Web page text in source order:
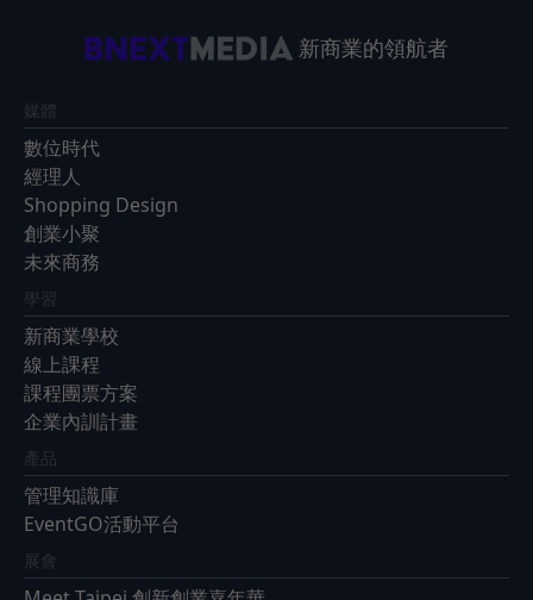
新商業的領航者
媒體
數位時代
經理人
Shopping Design
創業小聚
未來商務
學習
新商業學校
線上課程
課程團票方案
企業內訓計畫
產品
管理知識庫
EventGO活動平台
展會